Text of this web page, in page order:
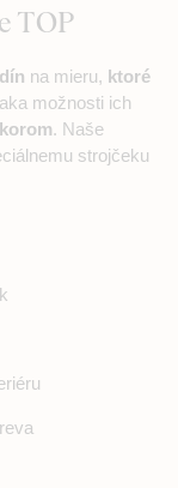
TOP
na mieru, ktoré
možnosti ich
. Naše
strojčeku